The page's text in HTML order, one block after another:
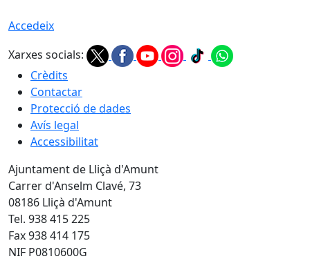
Accedeix
Xarxes socials:
Crèdits
Contactar
Protecció de dades
Avís legal
Accessibilitat
Ajuntament de Lliçà d'Amunt
Carrer d'Anselm Clavé, 73
08186 Lliçà d'Amunt
Tel. 938 415 225
Fax 938 414 175
NIF P0810600G